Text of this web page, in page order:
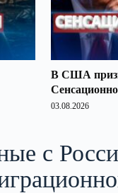
В США
03.08.2026
с